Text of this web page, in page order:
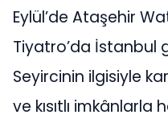
Eylül’de Ataşehir
Tiyatro’da İstanbul
Seyircinin ilgisiyle
ve kısıtlı